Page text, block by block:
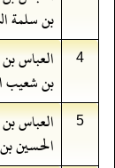
بن سلمة
4 العباس
بن شعيب
5 العباس
الحسين